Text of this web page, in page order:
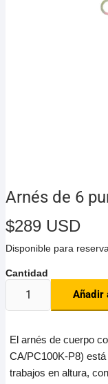
Arnés de 6
$289 USD
Disponible para reserva
Añadir
El arnés de cuerpo
CA/PC100K-P8)
trabajos en altura,